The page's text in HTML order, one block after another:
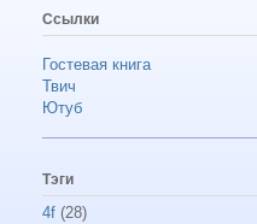
Ссылки
Гостевая книга
Твич
Ютуб
Тэги
4f (28)